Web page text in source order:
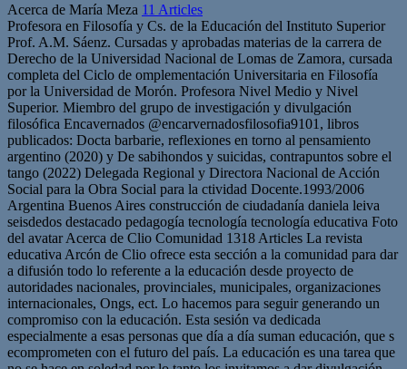
Acerca de María Meza 11 Articles
Profesora en Filosofía y Cs. de la Educación del Instituto Superior
Prof. A.M. Sáenz. Cursadas y aprobadas materias de la carrera de
Derecho de la Universidad Nacional de Lomas de Zamora, cursada
completa del Ciclo de omplementación Universitaria en Filosofía
por la Universidad de Morón. Profesora Nivel Medio y Nivel
Superior. Miembro del grupo de investigación y divulgación
filosófica Encavernados @encarvernadosfilosofia9101, libros
publicados: Docta barbarie, reflexiones en torno al pensamiento
argentino (2020) y De sabihondos y suicidas, contrapuntos sobre el
tango (2022) Delegada Regional y Directora Nacional de Acción
Social para la Obra Social para la ctividad Docente.1993/2006
Argentina Buenos Aires construcción de ciudadanía daniela leiva
seisdedos destacado pedagogía tecnología tecnología educativa Foto
del avatar Acerca de Clio Comunidad 1318 Articles La revista
educativa Arcón de Clio ofrece esta sección a la comunidad para dar
a difusión todo lo referente a la educación desde proyecto de
autoridades nacionales, provinciales, municipales, organizaciones
internacionales, Ongs, ect. Lo hacemos para seguir generando un
compromiso con la educación. Esta sesión va dedicada
especialmente a esas personas que día a día suman educación, que s
ecomprometen con el futuro del país. La educación es una tarea que